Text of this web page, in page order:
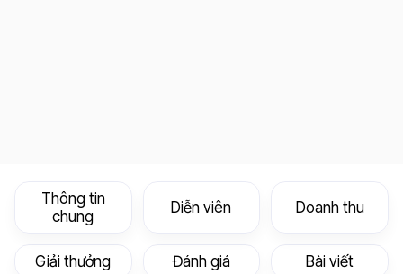
Thông tin
chung
Diễn viên Doanh thu
Giải thưởng Đánh giá Bài viết